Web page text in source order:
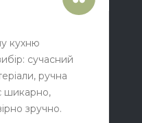
кухню
сучасний
ручна
шикарно,
зручно.